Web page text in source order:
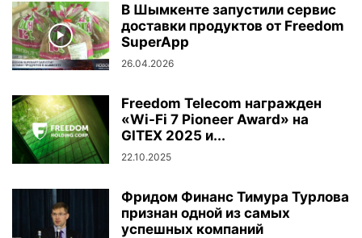
В Шымкенте запустили сервис
доставки продуктов от Freedom
SuperApp
26.04.2026
Freedom Telecom награжден
«Wi-Fi 7 Pioneer Award» на
GITEX 2025 и...
22.10.2025
Фридом Финанс Тимура Турлова
признан одной из самых
успешных компаний